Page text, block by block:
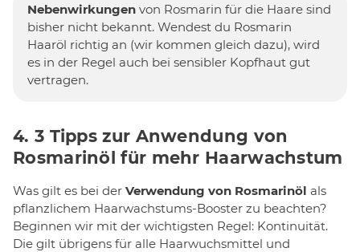
Nebenwirkungen von Rosmarin für die Haare sind
bisher nicht bekannt. Wendest du Rosmarin
Haaröl richtig an (wir kommen gleich dazu), wird
es in der Regel auch bei sensibler Kopfhaut gut
vertragen.
4. 3 Tipps zur Anwendung von
Rosmarinöl für mehr Haarwachstum
Was gilt es bei der Verwendung von Rosmarinöl als
pflanzlichem Haarwachstums-Booster zu beachten?
Beginnen wir mit der wichtigsten Regel: Kontinuität.
Die gilt übrigens für alle Haarwuchsmittel und